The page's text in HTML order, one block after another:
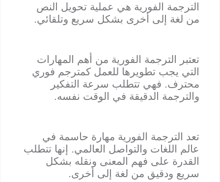
الترجمة الفورية هي عملية تحويل النص
من لغة إلى أخرى بشكل سريع وتلقائي.
تعتبر الترجمة الفورية من أهم المهارات
التي يجب تطويرها للعمل كمترجم فوري
محترف. فهي تتطلب سرعة التفكير
والترجمة الدقيقة في الوقت نفسه.
تعد الترجمة الفورية مهارة حاسمة في
عالم اللغات والتواصل العالمي. إنها تتطلب
القدرة على فهم المعنى ونقله بشكل
سريع ودقيق من لغة إلى أخرى.